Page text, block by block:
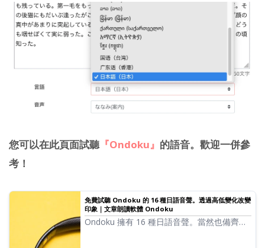
您可以在此頁面試聽『Ondoku』 的語音。歡迎一併參
考！
免費試聽 Ondoku 的 16 種日語音聲。透過高低變化改變
印象｜文章朗讀軟體 Ondoku
Ondoku 擁有 16 種日語音聲。當然也備齊了